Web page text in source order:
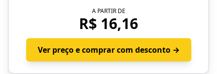
A PARTIR DE
R$ 16,16
Ver preço e comprar com desconto →